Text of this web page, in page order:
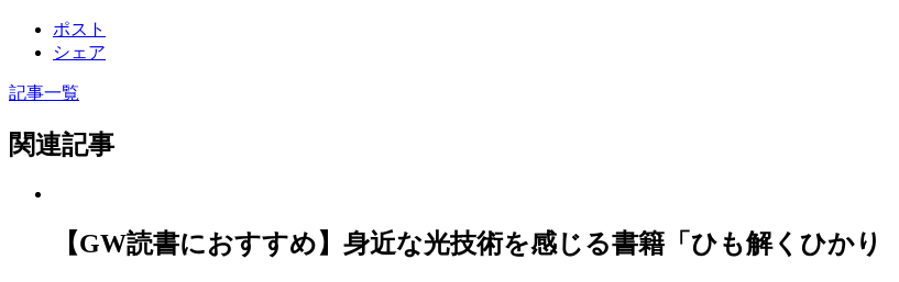
ポスト
シェア
記事一覧
関連記事
【GW読書におすすめ】身近な光技術を感じる書籍「ひも解くひかり